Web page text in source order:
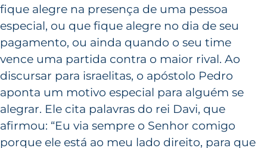
fique alegre na presença de uma pessoa
especial, ou que fique alegre no dia de seu
pagamento, ou ainda quando o seu time
vence uma partida contra o maior rival. Ao
discursar para israelitas, o apóstolo Pedro
aponta um motivo especial para alguém se
alegrar. Ele cita palavras do rei Davi, que
afirmou: “Eu via sempre o Senhor comigo
porque ele está ao meu lado direito, para que